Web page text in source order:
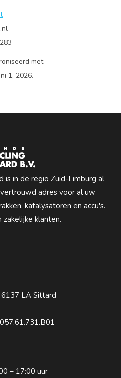
met
1, 2026.
is in de regio Zuid-Limburg al
adres voor al uw
katalysatoren en accu's.
klanten.
LA Sittard
– 17:00 uur